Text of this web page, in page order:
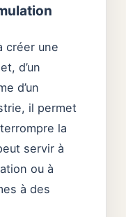
créer une
d’un
d’un
il permet
la
servir à
ou à
à des